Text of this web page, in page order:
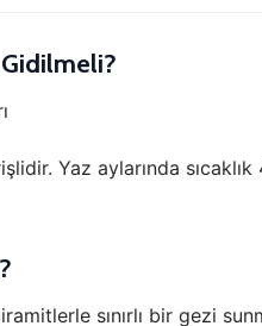
alakalı olabilirler.
Yaz aylarında
sınırlı bir gezi